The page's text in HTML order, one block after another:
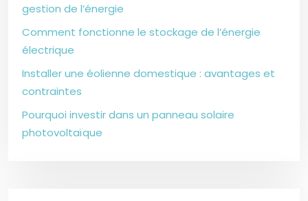
gestion de l’énergie
Comment fonctionne le stockage de l’énergie
électrique
Installer une éolienne domestique : avantages et
contraintes
Pourquoi investir dans un panneau solaire
photovoltaïque